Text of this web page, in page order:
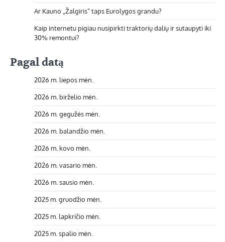
Ar Kauno „Žalgiris” taps Eurolygos grandu?
Kaip internetu pigiau nusipirkti traktorių dalių ir sutaupyti iki
30% remontui?
Pagal datą
2026 m. liepos mėn.
2026 m. birželio mėn.
2026 m. gegužės mėn.
2026 m. balandžio mėn.
2026 m. kovo mėn.
2026 m. vasario mėn.
2026 m. sausio mėn.
2025 m. gruodžio mėn.
2025 m. lapkričio mėn.
2025 m. spalio mėn.